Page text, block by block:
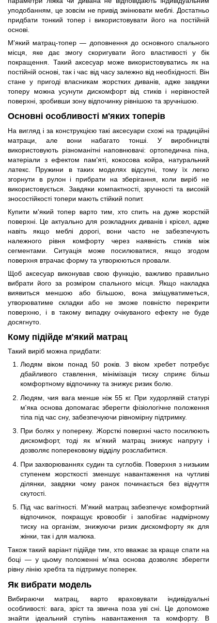
уподобанням, це зовсім не привід змінювати меблі. Достатньо
придбати тонкий топер і використовувати його на постійній
основі.
М'який матрац-топер — доповнення до основного спального
місця, яке дає змогу скоригувати його властивості у бік
покращення. Такий аксесуар може використовуватись як на
постійній основі, так і час від часу залежно від необхідності. Він
стане у пригоді власникам жорстких диванів, адже завдяки
топеру можна усунути дискомфорт від стиків і нерівностей
поверхні, зробивши зону відпочинку рівнішою та зручнішою.
Основні особливості м'яких топерів
На вигляд і за конструкцією такі аксесуари схожі на традиційні
матраци, але вони набагато тонші. У виробництві
використовують різноманітні наповнювачі: ортопедична піна,
матеріали з ефектом пам'яті, кокосова койра, натуральний
латекс. Пружини в таких моделях відсутні, тому їх легко
згорнути в рулон і прибрати на зберігання, коли виріб не
використовується. Завдяки компактності, зручності та високій
зносостійкості топери мають стійкий попит.
Купити м'який топер варто тим, хто спить на дуже жорсткій
поверхні. Це актуально для розкладних диванів і крісел, адже
навіть якщо меблі дорогі, вони часто не забезпечують
належного рівня комфорту через наявність стиків між
сегментами. Ситуація може посилюватися, якщо згодом
поверхня втрачає форму та утворюються провали.
Щоб аксесуар виконував свою функцію, важливо правильно
вибрати його за розміром спального місця. Якщо накладка
виявиться меншою або більшою, вона зміщуватиметься,
утворюватиме складки або не зможе повністю перекрити
поверхню, і в такому випадку очікуваного ефекту не буде
досягнуто.
Кому підійде м'який матрац
Такий виріб можна придбати:
Людям віком понад 50 років. З віком хребет потребує
дбайливого ставлення, мінімізація тиску сприяє більш
комфортному відпочинку та знижує ризик болю.
Людям, чия вага менше ніж 55 кг. При худорлявій статурі
м'яка основа допомагає зберегти фізіологічне положення
тіла під час сну, забезпечуючи рівномірну підтримку.
При болях у попереку. Жорсткі поверхні часто посилюють
дискомфорт, тоді як м'який матрац знижує напругу і
дозволяє поперековому відділу розслабитися.
При захворюваннях судин та суглобів. Поверхня з низьким
ступенем жорсткості зменшує навантаження на чутливі
ділянки, завдяки чому ранок починається без відчуття
скутості.
Під час вагітності. М'який матрац забезпечує комфортний
відпочинок, покращує кровообіг і запобігає надмірному
тиску на організм, знижуючи ризик дискомфорту як для
жінки, так і для малюка.
Також такий варіант підійде тим, хто вважає за краще спати на
боці — у цьому положенні м'яка основа дозволяє зберегти
рівну лінію хребта та підтримує поперек.
Як вибрати модель
Вибираючи матрац, варто враховувати індивідуальні
особливості: вага, зріст та звична поза уві сні. Це допоможе
знайти ідеальний ступінь навантаження та комфорту. В